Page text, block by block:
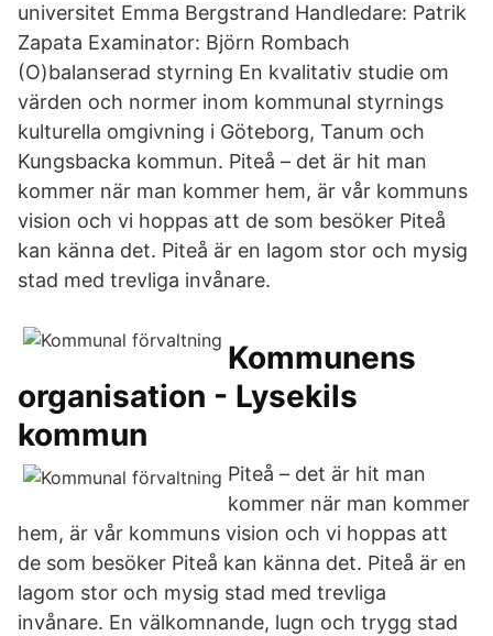
universitet Emma Bergstrand Handledare: Patrik
Zapata Examinator: Björn Rombach
(O)balanserad styrning En kvalitativ studie om
värden och normer inom kommunal styrnings
kulturella omgivning i Göteborg, Tanum och
Kungsbacka kommun. Piteå – det är hit man
kommer när man kommer hem, är vår kommuns
vision och vi hoppas att de som besöker Piteå
kan känna det. Piteå är en lagom stor och mysig
stad med trevliga invånare.
Kommunens
organisation - Lysekils
kommun
Piteå – det är hit man
kommer när man kommer
hem, är vår kommuns vision och vi hoppas att
de som besöker Piteå kan känna det. Piteå är en
lagom stor och mysig stad med trevliga
invånare. En välkomnande, lugn och trygg stad